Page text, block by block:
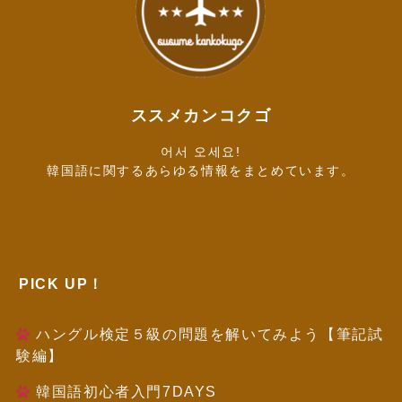
ススメカンコクゴ
어서 오세요!
韓国語に関するあらゆる情報をまとめています。
PICK UP！
ハングル検定５級の問題を解いてみよう【筆記試
験編】
韓国語初心者入門7DAYS